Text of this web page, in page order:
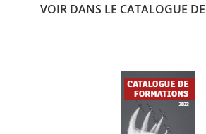
VOIR DANS LE CATALOGUE